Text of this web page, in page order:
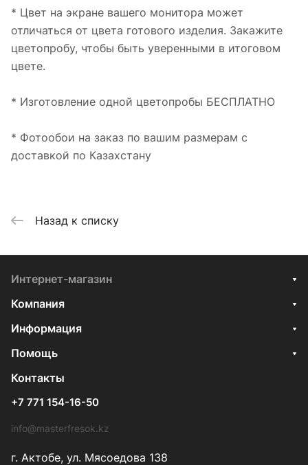
* Цвет на экране вашего монитора может
отличаться от цвета готового изделия. Закажите
цветопробу, чтобы быть уверенными в итоговом
цвете.
* Изготовление одной цветопробы БЕСПЛАТНО
* Фотообои на заказ по вашим размерам с
доставкой по Казахстану
Назад к списку
Интернет-магазин
Компания
Информация
Помощь
Контакты
+7 771 154-16-50
info@masterfresok.kz
г. Актобе, ул. Мясоедова 138